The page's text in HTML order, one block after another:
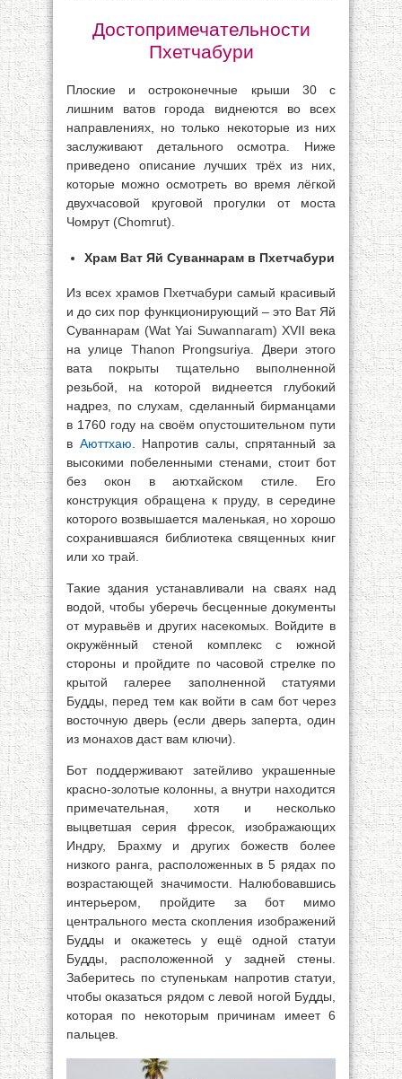
Достопримечательности
Пхетчабури
Плоские и остроконечные крыши 30 с
лишним ватов города виднеются во всех
направлениях, но только некоторые из них
заслуживают детального осмотра. Ниже
приведено описание лучших трёх из них,
которые можно осмотреть во время лёгкой
двухчасовой круговой прогулки от моста
Чомрут (Chomrut).
Храм Ват Яй Суваннарам в Пхетчабури
Из всех храмов Пхетчабури самый красивый
и до сих пор функционирующий – это Ват Яй
Суваннарам (Wat Yai Suwannaram) XVII века
на улице Thanon Prongsuriya. Двери этого
вата покрыты тщательно выполненной
резьбой, на которой виднеется глубокий
надрез, по слухам, сделанный бирманцами
в 1760 году на своём опустошительном пути
в Аюттхаю . Напротив салы, спрятанный за
высокими побеленными стенами, стоит бот
без окон в аютхайском стиле. Его
конструкция обращена к пруду, в середине
которого возвышается маленькая, но хорошо
сохранившаяся библиотека священных книг
или хо трай.
Такие здания устанавливали на сваях над
водой, чтобы уберечь бесценные документы
от муравьёв и других насекомых. Войдите в
окружённый стеной комплекс с южной
стороны и пройдите по часовой стрелке по
крытой галерее заполненной статуями
Будды, перед тем как войти в сам бот через
восточную дверь (если дверь заперта, один
из монахов даст вам ключи).
Бот поддерживают затейливо украшенные
красно-золотые колонны, а внутри находится
примечательная, хотя и несколько
выцветшая серия фресок, изображающих
Индру, Брахму и других божеств более
низкого ранга, расположенных в 5 рядах по
возрастающей значимости. Налюбовавшись
интерьером, пройдите за бот мимо
центрального места скопления изображений
Будды и окажетесь у ещё одной статуи
Будды, расположенной у задней стены.
Заберитесь по ступенькам напротив статуи,
чтобы оказаться рядом с левой ногой Будды,
которая по некоторым причинам имеет 6
пальцев.